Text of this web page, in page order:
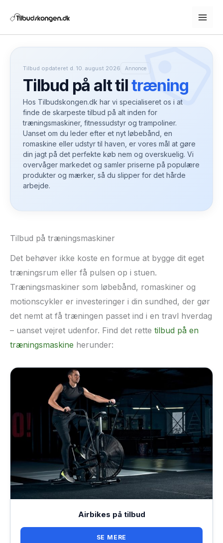
indholdet
Tilbud opdateret d. 10. august 2026 Annonce
Tilbud på alt tiltræning
Hos Tilbudskongen.dk har vi specialiseret os i at
finde de skarpeste tilbud på alt inden for
træningsmaskiner, fitnessudstyr og trampoliner.
Uanset om du leder efter et nyt løbebånd, en
romaskine eller udstyr til haven, er vores mål at gøre
din jagt på det perfekte køb nem og overskuelig. Vi
overvåger markedet og samler priserne på populære
produkter og mærker, så du slipper for det hårde
arbejde.
Tilbud på træningsmaskiner
Det behøver ikke koste en formue at bygge dit eget
træningsrum eller få pulsen op i stuen.
Træningsmaskiner som løbebånd, romaskiner og
motionscykler er investeringer i din sundhed, der gør
det nemt at få træningen passet ind i en travl hverdag
– uanset vejret udenfor. Find det rette tilbud på en
træningsmaskine herunder:
Airbikes på tilbud
SE MERE